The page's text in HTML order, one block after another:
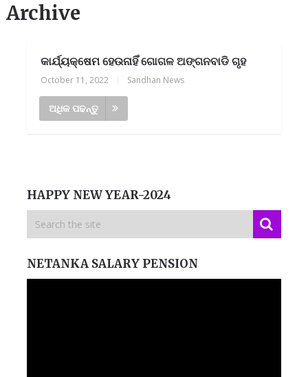
Archive
କାର୍ଯ୍ୟକ୍ଷେମ ହେଉନାହିଁ ଗୋଗଳ ଅଙ୍ଗନବାଡି ଗୃହ
October 11, 2022 Sandhan News
ଅଧିକ ପଢନ୍ତୁ
HAPPY NEW YEAR-2024
NETANKA SALARY PENSION